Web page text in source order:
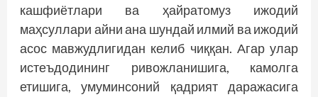
кашфиётлари ва ҳайратомуз ижодий
маҳсуллари айни ана шундай илмий ва ижодий
асос мавжудлигидан келиб чиққан. Агар улар
истеъдодининг ривожланишига, камолга
етишига, умуминсоний қадрият даражасига